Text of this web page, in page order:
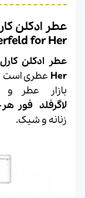
for Her
Her
بازار عطر
لاگرفلد فور
زنانه و شیک.